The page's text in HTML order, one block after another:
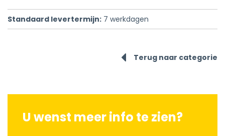
Standaard levertermijn: 7 werkdagen
Terug naar categorie
U wenst meer info te zien?